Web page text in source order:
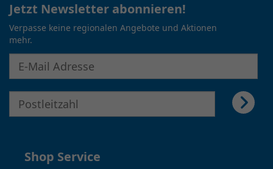
Jetzt Newsletter abonnieren!
Verpasse keine regionalen Angebote und Aktionen
mehr.
Shop Service